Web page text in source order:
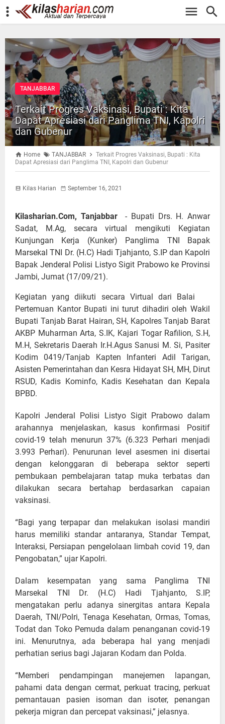
-->
TANJABBAR
Terkait Progres Vaksinasi, Bupati : Kita
Dapat Apresiasi dari Panglima TNI, Kapolri
dan Gubenur
Home TANJABBAR
Terkait Progres Vaksinasi, Bupati : Kita
Dapat Apresiasi dari Panglima TNI, Kapolri dan Gubenur
Kilas Harian September 16, 2021
Kilasharian.Com, Tanjabbar
- Bupati Drs. H. Anwar
Sadat, M.Ag, secara virtual mengikuti Kegiatan
Kunjungan Kerja (Kunker) Panglima TNI Bapak
Marsekal TNI Dr. (H.C) Hadi Tjahjanto, S.IP dan Kapolri
Bapak Jenderal Polisi Listyo Sigit Prabowo ke Provinsi
Jambi, Jumat (17/09/21).
Kegiatan yang diikuti secara Virtual dari Balai
Pertemuan Kantor Bupati ini turut dihadiri oleh Wakil
Bupati Tanjab Barat Hairan, SH, Kapolres Tanjab Barat
AKBP Muharman Arta, S.IK, Kajari Togar Rafilion, S.H,
M.H, Sekretaris Daerah Ir.H.Agus Sanusi M. Si, Pasiter
Kodim 0419/Tanjab Kapten Infanteri Adil Tarigan,
Asisten Pemerintahan dan Kesra Hidayat SH, MH, Dirut
RSUD, Kadis Kominfo, Kadis Kesehatan dan Kepala
BPBD.
Kapolri Jenderal Polisi Listyo Sigit Prabowo dalam
arahannya menjelaskan, kasus konfirmasi Positif
covid-19 telah menurun 37% (6.323 Perhari menjadi
3.993 Perhari). Penurunan level asesmen ini disertai
dengan kelonggaran di beberapa sektor seperti
pembukaan pembelajaran tatap muka terbatas dan
dilakukan secara bertahap berdasarkan capaian
vaksinasi.
“Bagi yang terpapar dan melakukan isolasi mandiri
harus memiliki standar antaranya, Standar Tempat,
Interaksi, Persiapan pengelolaan limbah covid 19, dan
Pengobatan,” ujar Kapolri.
Dalam kesempatan yang sama Panglima TNI
Marsekal TNI Dr. (H.C) Hadi Tjahjanto, S.IP,
mengatakan perlu adanya sinergitas antara Kepala
Daerah, TNI/Polri, Tenaga Kesehatan, Ormas, Tomas,
Todat dan Toko Pemuda dalam penanganan covid-19
ini. Menurutnya, ada beberapa hal yang menjadi
perhatian serius bagi Jajaran Kodam dan Polda.
“Memberi pendampingan manejemen lapangan,
pahami data dengan cermat, perkuat tracing, perkuat
pemantauan pasien isoman dan isoter, penangan
pekerja migran dan percepat vaksinasi,” jelasnya.